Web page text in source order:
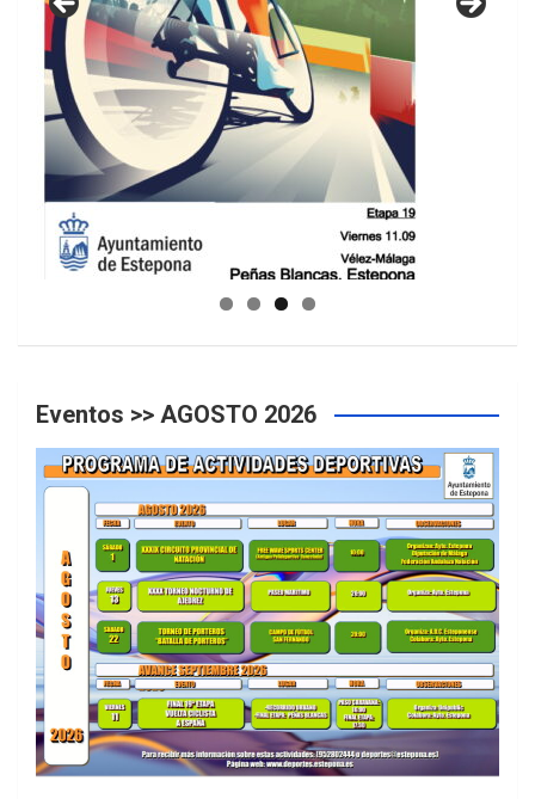
GUIA DE INSTALACIONES DEPORTIVAS
Eventos >> AGOSTO 2026